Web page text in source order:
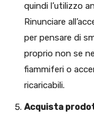
quindi l’utilizzo
Rinunciare
per pensare di
proprio non se
fiammiferi o
ricaricabili.
Acquista